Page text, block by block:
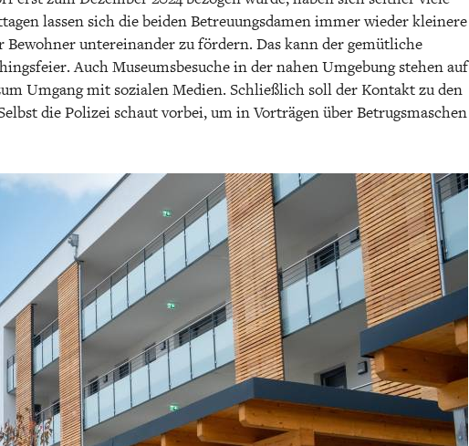
lassen sich die beiden Betreuungsdamen immer wieder kleinere
untereinander zu fördern. Das kann der gemütliche
Auch Museumsbesuche in der nahen Umgebung stehen auf
Umgang mit sozialen Medien. Schließlich soll der Kontakt zu den
die Polizei schaut vorbei, um in Vorträgen über Betrugsmaschen